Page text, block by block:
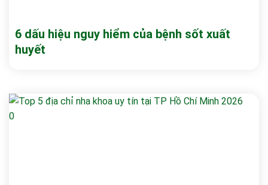
6 dấu hiệu nguy hiểm của bệnh sốt xuất
huyết